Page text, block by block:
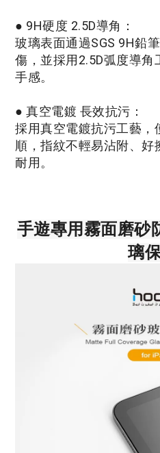
● 9H硬度 2.5D導角：
玻璃表面通過SGS 9H鉛
傷，並採用2.5D弧度導角
手感。
● 真空電鍍 長效抗污：
採用真空電鍍抗污工藝，
順，指紋不輕易沾附、好
耐用。
手遊專用霧面磨砂
璃